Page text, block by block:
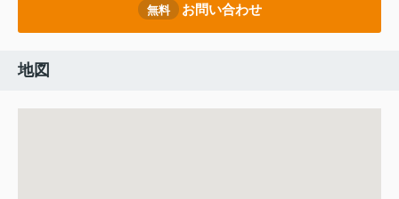
無料 お問い合わせ
地図